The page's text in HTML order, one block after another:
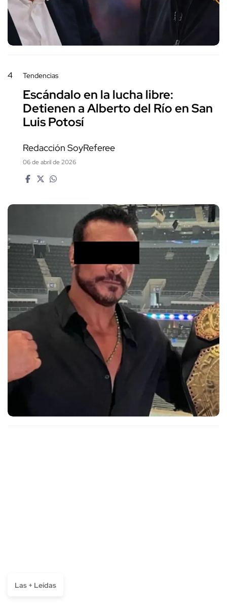
4 Tendencias
Escándalo en la lucha libre:
Detienen a Alberto del Río en San
Luis Potosí
Redacción SoyReferee
06 de abril de 2026
Las + Leídas